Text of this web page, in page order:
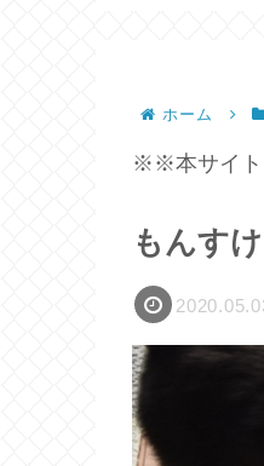
ホーム
※※本サイト
もんす